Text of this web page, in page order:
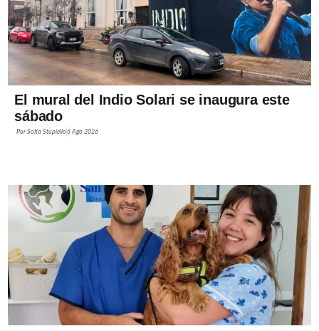
El mural del Indio Solari se inaugura este
sábado
PorSofía Stupiello6 Ago 2026